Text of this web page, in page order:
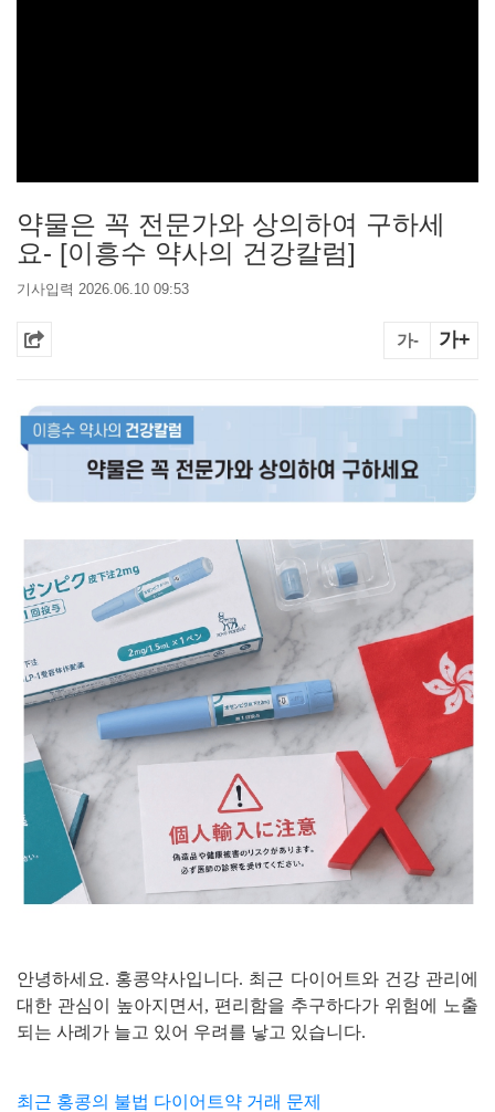
약물은 꼭 전문가와 상의하여 구하세
요- [이흥수 약사의 건강칼럼]
기사입력 2026.06.10 09:53
가- 가+
안녕하세요. 홍콩약사입니다. 최근 다이어트와 건강 관리에
대한 관심이 높아지면서, 편리함을 추구하다가 위험에 노출
되는 사례가 늘고 있어 우려를 낳고 있습니다.
최근 홍콩의 불법 다이어트약 거래 문제